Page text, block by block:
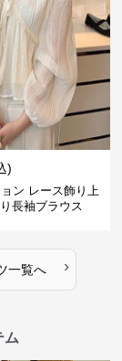
)
ン レース飾り上
長袖ブラウス
一覧へ ›
ム